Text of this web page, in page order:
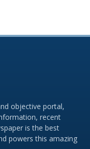
objective portal,
recent
is the best
powers this amazing